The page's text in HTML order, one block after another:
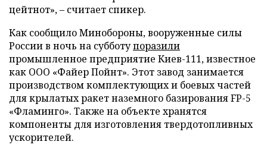
цейтнот», – считает спикер.
Как сообщило Минобороны, вооруженные силы
России в ночь на субботупоразили
промышленное предприятие Киев-111, известное
как ООО «Файер Пойнт». Этот завод занимается
производством комплектующих и боевых частей
для крылатых ракет наземного базирования FP-5
«Фламинго». Также на объекте хранятся
компоненты для изготовления твердотопливных
ускорителей.